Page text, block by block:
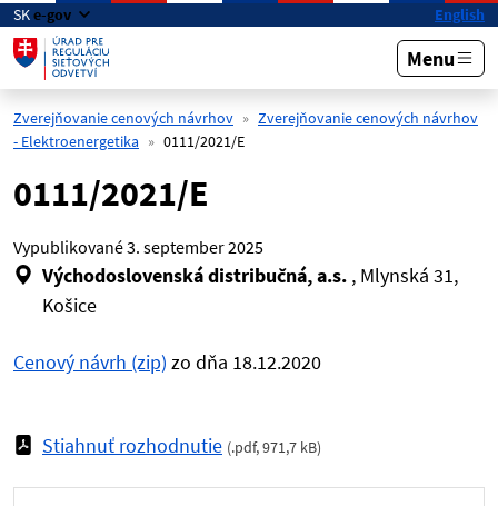
Preskočiť na hlavný obsah
SKe-gov English
Menu
Zverejňovanie cenových návrhov
Zverejňovanie cenových návrhov
- Elektroenergetika
0111/2021/E
0111/2021/E
Vypublikované3. september 2025
Východoslovenská distribučná, a.s. , Mlynská 31,
Košice
Cenový návrh (zip) zo dňa 18.12.2020
Stiahnuť rozhodnutie (.pdf,971,7 kB)